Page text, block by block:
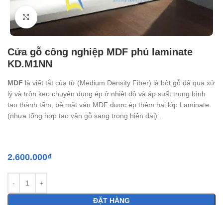
Click to enlarge
Cửa gỗ công nghiệp MDF phủ laminate
KD.M1NN
MDF là viết tắt của từ (Medium Density Fiber) là bột gỗ đã qua xử
lý và trộn keo chuyên dụng ép ở nhiệt độ và áp suất trung bình
tạo thành tấm, bề mặt ván MDF được ép thêm hai lớp Laminate
(nhựa tổng hợp tạo vân gỗ sang trọng hiện đại) .
2.600.000₫
ĐẶT HÀNG